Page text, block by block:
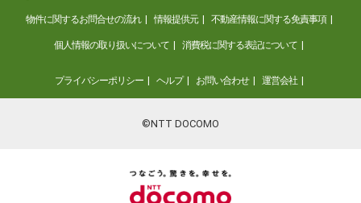
物件に関するお問合せの流れ 情報提供元 不動産情報に関する免責事項
個人情報の取り扱いについて 消費税に関する表記について
プライバシーポリシー ヘルプ お問い合わせ 運営会社
©NTT DOCOMO